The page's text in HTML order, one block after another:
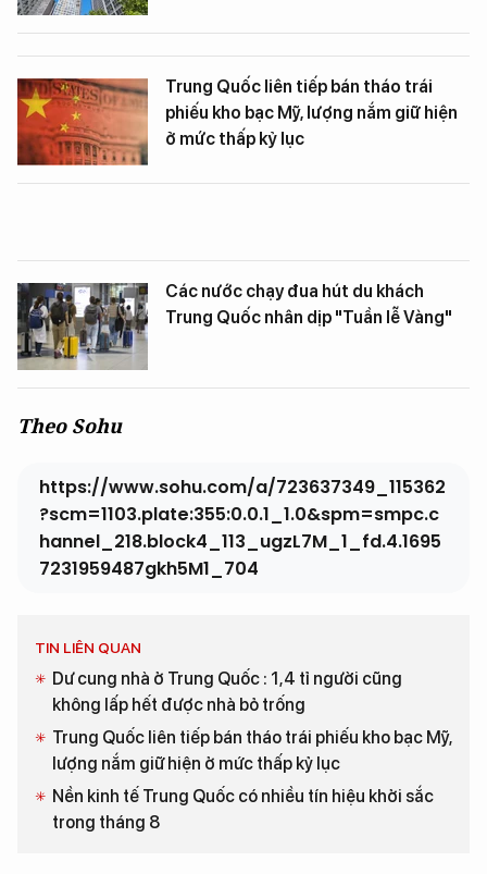
Trung Quốc liên tiếp bán tháo trái
phiếu kho bạc Mỹ, lượng nắm giữ hiện
ở mức thấp kỷ lục
Các nước chạy đua hút du khách
Trung Quốc nhân dịp "Tuần lễ Vàng"
Theo Sohu
https://www.sohu.com/a/723637349_115362
?scm=1103.plate:355:0.0.1_1.0&spm=smpc.c
hannel_218.block4_113_ugzL7M_1_fd.4.1695
7231959487gkh5M1_704
TIN LIÊN QUAN
Dư cung nhà ở Trung Quốc : 1,4 tỉ người cũng
không lấp hết được nhà bỏ trống
Trung Quốc liên tiếp bán tháo trái phiếu kho bạc Mỹ,
lượng nắm giữ hiện ở mức thấp kỷ lục
Nền kinh tế Trung Quốc có nhiều tín hiệu khởi sắc
trong tháng 8